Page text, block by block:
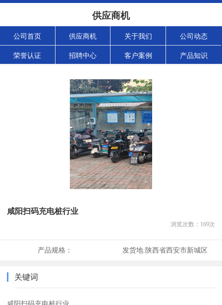
供应商机
公司首页 供应商机 关于我们 公司动态
荣誉认证 招聘中心 客户案例 产品知识
咸阳扫码充电桩行业
浏览次数： 169次
产品规格： 发货地:陕西省西安市新城区
关键词